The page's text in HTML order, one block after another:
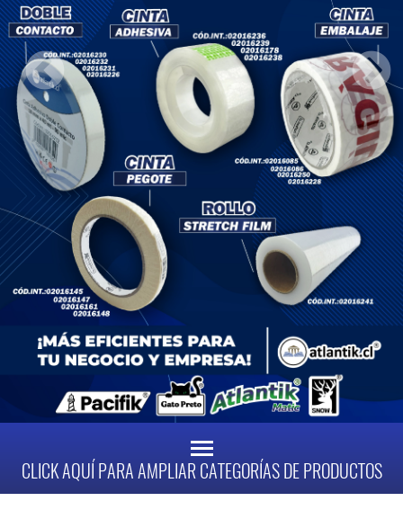
CLICK AQUÍ PARA AMPLIAR CATEGORÍAS DE PRODUCTOS